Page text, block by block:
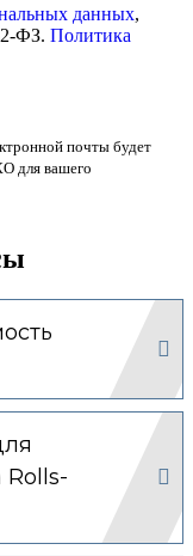
данных,
ФЗ. Политика
почты будет
для вашего